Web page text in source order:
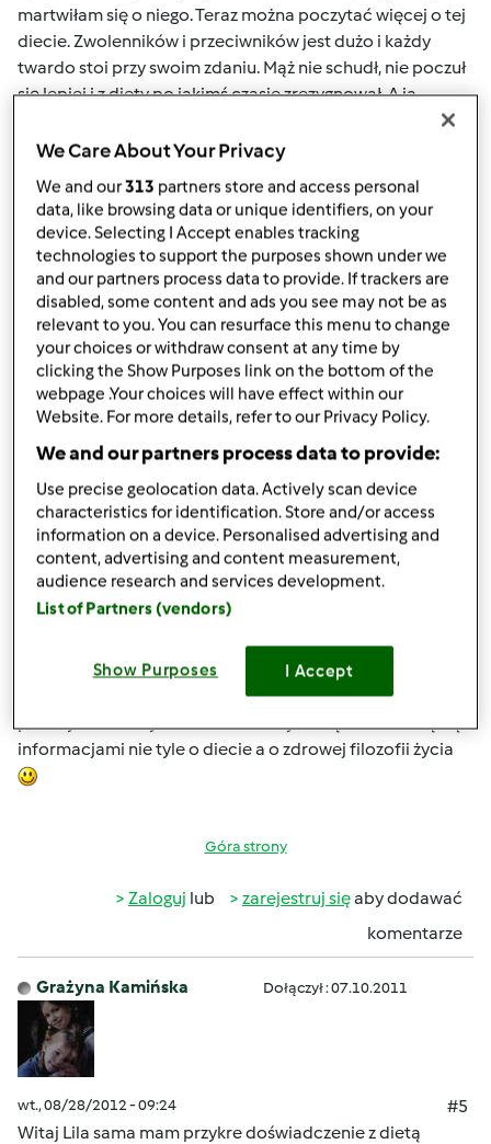
martwiłam się o niego. Teraz można poczytać więcej o tej
diecie. Zwolenników i przeciwników jest dużo i każdy
twardo stoi przy swoim zdaniu. Mąż nie schudł, nie poczuł
się lepiej i z diety po jakimś czasie zrezygnował. A ja
owoce, mięso bez nadmiaru tłuszczu -gotowane na parze,
ilością cukru.
Pozdrawiam
Góra strony
Zalogujlub zarejestruj sięaby dodawać
komentarze
Mixi Dołączył : 08.11.2010
wt., 08/28/2012 - 08:53
Też uważam, że przepisy z każdej diety można przerobić
diety thermomixowej, czyli dużo potraw przygotowanych
na parze, potraw z naturalnych składników
poza tym inne użytkowniczki w innych wątkach dzielą się
informacjami nie tyle o diecie a o zdrowej filozofii życia
Góra strony
Zaloguj lub zarejestruj sięaby dodawać
komentarze
Grażyna Kamińska Dołączył : 07.10.2011
wt., 08/28/2012 - 09:24
#5
Witaj Lila sama mam przykre doświadczenie z dietą
We Care About Your Privacy
We and our313 partners store and access personal
data, like browsing data or unique identifiers, on your
device. Selecting I Accept enables tracking
technologies to support the purposes shown under we
and our partners process data to provide. If trackers are
disabled, some content and ads you see may not be as
relevant to you. You can resurface this menu to change
your choices or withdraw consent at any time by
clicking the Show Purposes link on the bottom of the
webpage .Your choices will have effect within our
Website. For more details, refer to our Privacy Policy.
We and our partners process data to provide:
Use precise geolocation data. Actively scan device
characteristics for identification. Store and/or access
information on a device. Personalised advertising and
content, advertising and content measurement,
audience research and services development.
List of Partners (vendors)
Show Purposes I Accept